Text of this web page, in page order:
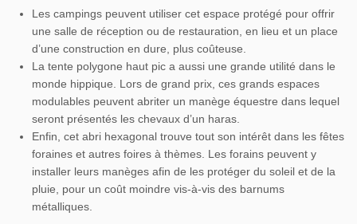
Les campings peuvent utiliser cet espace protégé pour offrir
une salle de réception ou de restauration, en lieu et un place
d’une construction en dure, plus coûteuse.
La tente polygone haut pic a aussi une grande utilité dans le
monde hippique. Lors de grand prix, ces grands espaces
modulables peuvent abriter un manège équestre dans lequel
seront présentés les chevaux d’un haras.
Enfin, cet abri hexagonal trouve tout son intérêt dans les fêtes
foraines et autres foires à thèmes. Les forains peuvent y
installer leurs manèges afin de les protéger du soleil et de la
pluie, pour un coût moindre vis-à-vis des barnums
métalliques.